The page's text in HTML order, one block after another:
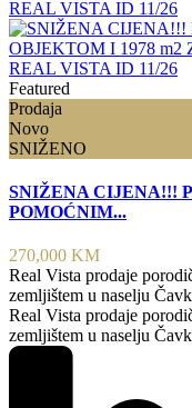
Featured
Prodaja
Novo
SNIŽENO
SNIŽENA CIJENA!!!
POMOĆNIM...
270,000 KM
Real Vista prodaje
zemljištem u naselju
Real Vista prodaje
zemljištem u naselju